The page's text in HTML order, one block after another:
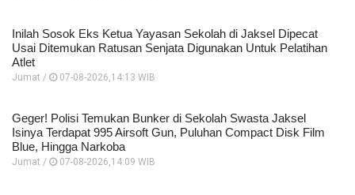
Inilah Sosok Eks Ketua Yayasan Sekolah di Jaksel Dipecat
Usai Ditemukan Ratusan Senjata Digunakan Untuk Pelatihan
Atlet
Jumat / 07-08-2026,14:13 WIB
Geger! Polisi Temukan Bunker di Sekolah Swasta Jaksel
Isinya Terdapat 995 Airsoft Gun, Puluhan Compact Disk Film
Blue, Hingga Narkoba
Jumat / 07-08-2026,14:09 WIB